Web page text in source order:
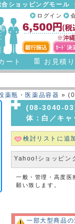
合ショッピングモール
ログイン
ート お見積り
薬瓶・医薬品容器 »
(08-3040-
体：白／キ
検討リストに追
Yahoo!ショッピン
一般・管理・高度医
願い致します。
一部大型商品